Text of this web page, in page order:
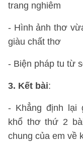
trang nghiêm
- Hình ảnh thơ
giàu chất thơ
- Biện pháp tu từ
3. Kết bài:
- Khẳng định lại
khổ thơ thứ 2
chung của em về